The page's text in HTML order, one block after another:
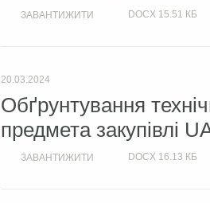
ЗАВАНТИЖИТИ DOCX 15.51 КБ
20.03.2024
Обґрунтування
предмета закупівлі
ЗАВАНТИЖИТИ DOCX 16.13 КБ